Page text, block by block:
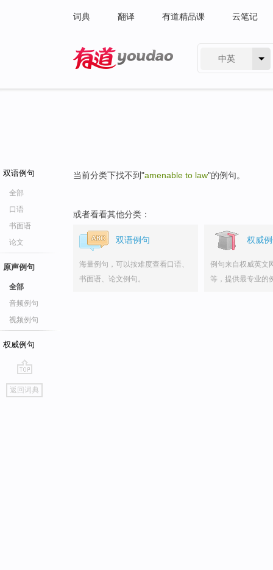
词典 翻译 有道精品课 云笔记
中英
双语例句
全部
口语
书面语
论文
原声例句
全部
音频例句
视频例句
权威例句
go
top
返回词典
当前分类下找不到"amenable to law"的例句。
或者看看其他分类：
双语例句
海量例句，可以按难度查看口语、
书面语、论文例句。
权威
例句来自权威英文
等，提供最专业的